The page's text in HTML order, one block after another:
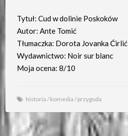
Tytuł: Cud w dolinie Poskoków
Autor: Ante Tomić
Tłumaczka: Dorota Jovanka Ćirlić
Wydawnictwo: Noir sur blanc
Moja ocena: 8/10
historia /komedia /przygoda